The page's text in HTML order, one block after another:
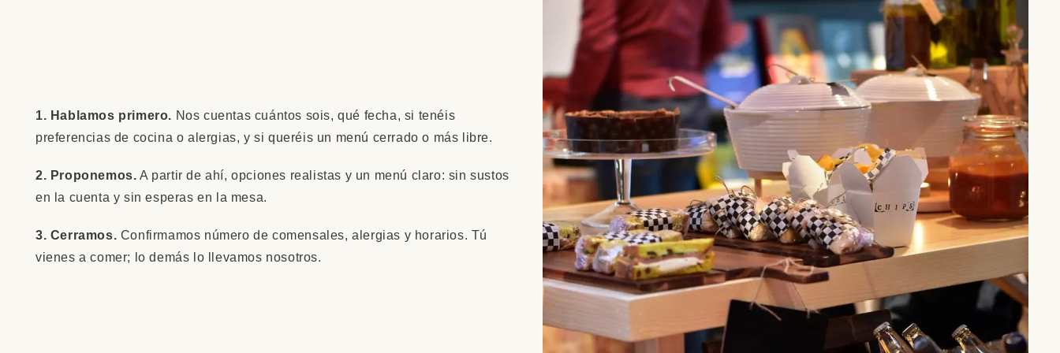
1. Hablamos primero. Nos cuentas cuántos sois, qué fecha, si tenéis
preferencias de cocina o alergias, y si queréis un menú cerrado o más libre.
2. Proponemos. A partir de ahí, opciones realistas y un menú claro: sin sustos
en la cuenta y sin esperas en la mesa.
3. Cerramos. Confirmamos número de comensales, alergias y horarios. Tú
vienes a comer; lo demás lo llevamos nosotros.